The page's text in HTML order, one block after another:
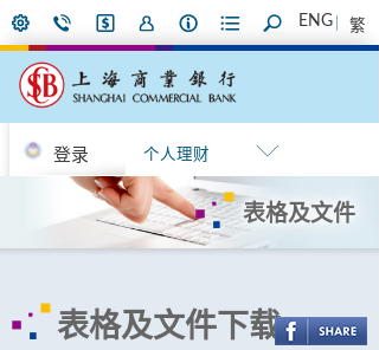
ENG 繁
登录 个人理财
表格及文件
表格及文件下载